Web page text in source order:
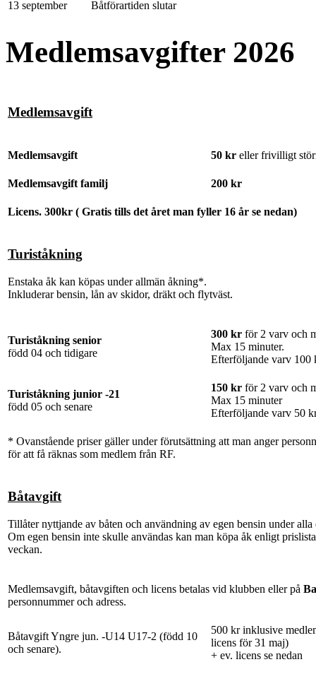
13 september Båtförartiden slutar
Medlemsavgifter 2026
Medlemsavgift
Medlemsavgift 50 kr eller frivilligt
Medlemsavgift familj 200 kr
Licens. 300kr ( Gratis tills det året man fyller 16 år se nedan)
Turiståkning
Enstaka åk kan köpas under allmän åkning*.
Inkluderar bensin, lån av skidor, dräkt och flytväst.
Turiståkning senior
född 04 och tidigare
300 kr för 2 varv och
Max 15 minuter.
Efterföljande varv 100
Turiståkning junior -21
född 05 och senare
150 kr för 2 varv och
Max 15 minuter
Efterföljande varv 50
* Ovanstående priser gäller under förutsättning att man anger
för att få räknas som medlem från RF.
Båtavgift
Tillåter nyttjande av båten och användning av egen bensin under alla
Om egen bensin inte skulle användas kan man köpa åk enligt
veckan.
Medlemsavgift, båtavgiften och licens betalas vid klubben eller på
personnummer och adress.
Båtavgift Yngre jun. -U14 U17-2 (född 10
och senare).
500 kr inklusive
licens för 31 maj)
+ ev. licens se nedan